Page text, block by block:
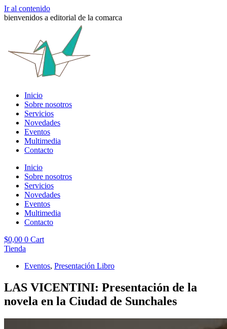
Ir al contenido
bienvenidos a editorial de la comarca
Inicio
Sobre nosotros
Servicios
Novedades
Eventos
Multimedia
Contacto
Inicio
Sobre nosotros
Servicios
Novedades
Eventos
Multimedia
Contacto
$0,00 0 Cart
Tienda
Eventos, Presentación Libro
LAS VICENTINI: Presentación de la
novela en la Ciudad de Sunchales